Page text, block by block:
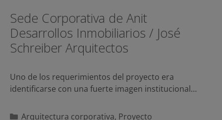
Sede Corporativa de Anit
Desarrollos Inmobiliarios / José
Schreiber Arquitectos
Uno de los requerimientos del proyecto era
identificarse con una fuerte imagen institucional…
Categorías
Arquitectura corporativa, Proyecto